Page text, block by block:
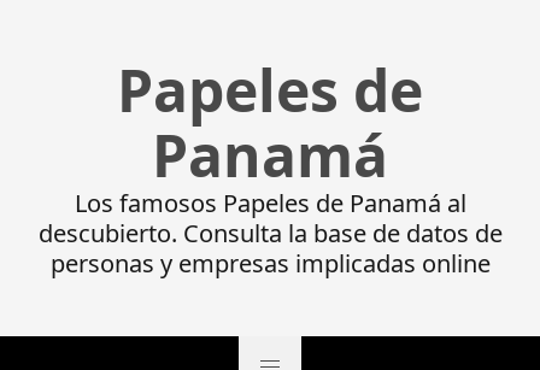
Papeles de
Panamá
Los famosos Papeles de Panamá al
descubierto. Consulta la base de datos de
personas y empresas implicadas online